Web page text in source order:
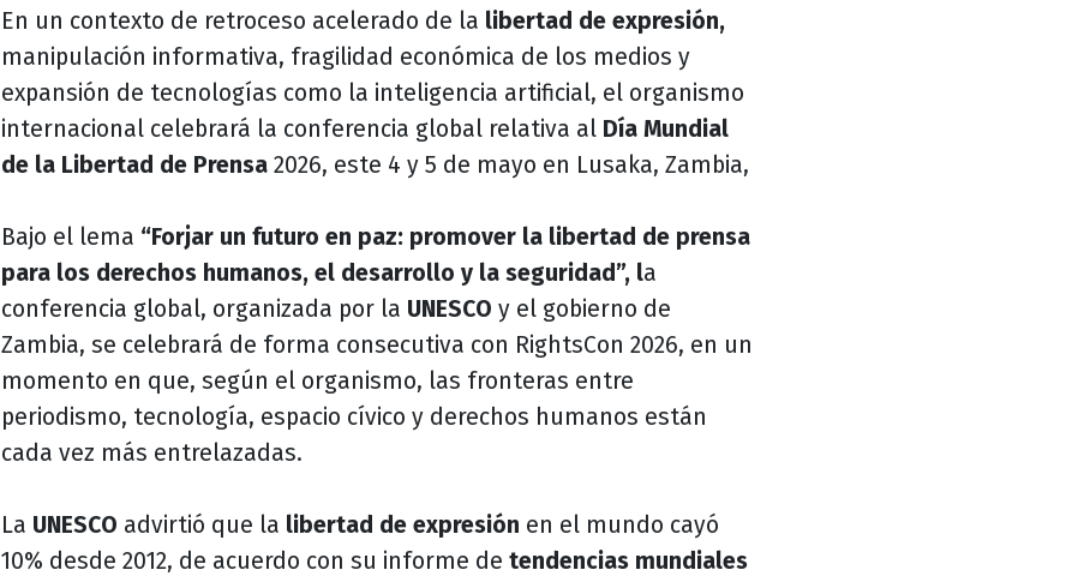
En un contexto de retroceso acelerado de la libertad de expresión,
manipulación informativa, fragilidad económica de los medios y
expansión de tecnologías como la inteligencia artificial, el organismo
internacional celebrará la conferencia global relativa al Día Mundial
de la Libertad de Prensa2026, este 4 y 5 de mayo en Lusaka, Zambia,
Bajo el lema “Forjar un futuro en paz: promover la libertad de prensa
para los derechos humanos, el desarrollo y la seguridad”, la
conferencia global, organizada por la UNESCO y el gobierno de
Zambia, se celebrará de forma consecutiva con RightsCon 2026, en un
momento en que, según el organismo, las fronteras entre
periodismo, tecnología, espacio cívico y derechos humanos están
cada vez más entrelazadas.
La UNESCO advirtió que la libertad de expresión en el mundo cayó
10% desde 2012, de acuerdo con su informe de tendencias mundiales